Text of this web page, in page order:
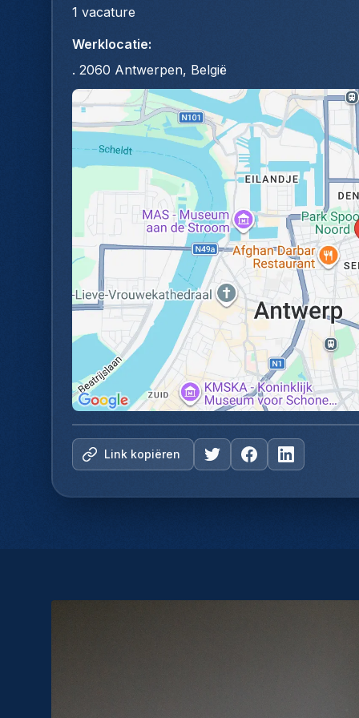
1 vacature
Werklocatie:
. 2060 Antwerpen, België
Link kopiëren